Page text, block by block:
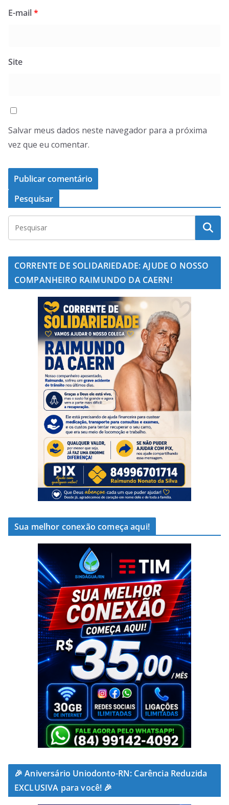
E-mail*
Site
Salvar meus dados neste navegador para a próxima
vez que eu comentar.
Pesquisar
CORRENTE DE SOLIDARIEDADE: AJUDE O NOSSO
COMPANHEIRO RAIMUNDO DA CAERN!
Sua melhor conexão começa aqui!
🎉 Aniversário Uniodonto-RN: Carência Reduzida
EXCLUSIVA para você! 🎉